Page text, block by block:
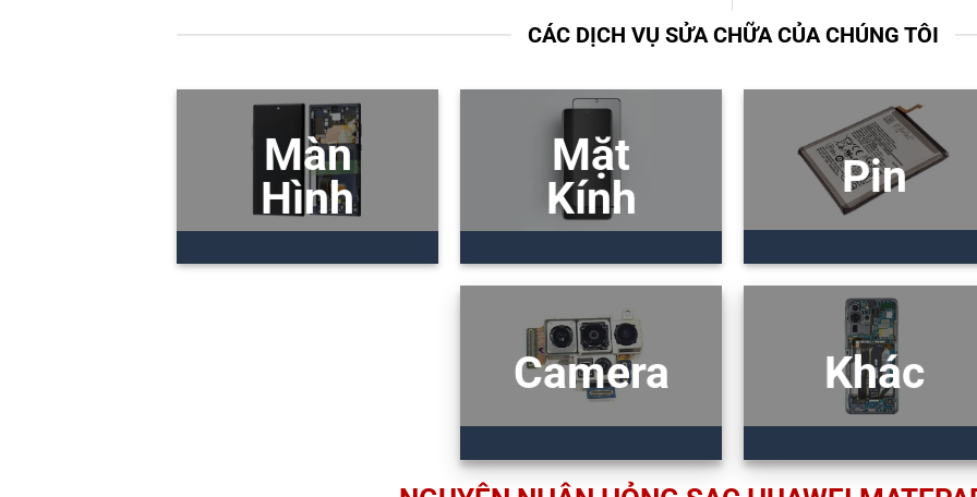
CÁC DỊCH VỤ SỬA CHỮA CỦA CHÚNG TÔI
Màn
Hình
Mặt
Kính
Pin
Camera Khác